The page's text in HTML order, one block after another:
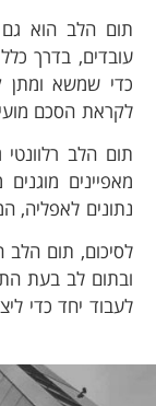
תום הלב הוא
עובדים, בדרך
כדי שמשא ומתן
לקראת הסכם
תום הלב
מאפיינים
נתונים לאפליה,
לסיכום, תום הלב
ובתום לב בעת
לעבוד יחד כדי